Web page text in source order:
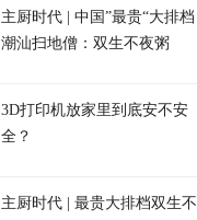
主厨时代 | 中国”最贵“大排档
潮汕扫地僧：双生不夜粥
3D打印机放家里到底安不安
全？
主厨时代 | 最贵大排档双生不